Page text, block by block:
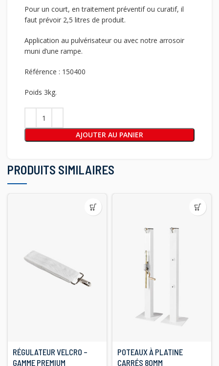
Pour un court, en traitement préventif ou curatif, il
faut prévoir 2,5 litres de produit.
Application au pulvérisateur ou avec notre arrosoir
muni d’une rampe.
Référence : 150400
Poids 3kg.
AJOUTER AU PANIER
PRODUITS SIMILAIRES
RÉGULATEUR VELCRO –
GAMME PREMIUM
POTEAUX À PLATINE
CARRÉS 80MM